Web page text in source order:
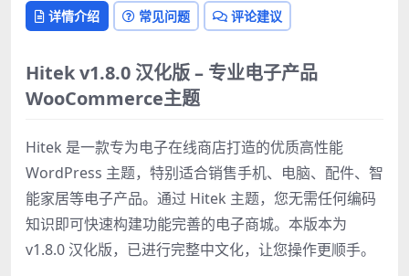
详情介绍 常见问题 评论建议
Hitek v1.8.0 汉化版 – 专业电子产品
WooCommerce主题
Hitek 是一款专为电子在线商店打造的优质高性能
WordPress 主题，特别适合销售手机、电脑、配件、智
能家居等电子产品。通过 Hitek 主题，您无需任何编码
知识即可快速构建功能完善的电子商城。本版本为
v1.8.0 汉化版，已进行完整中文化，让您操作更顺手。